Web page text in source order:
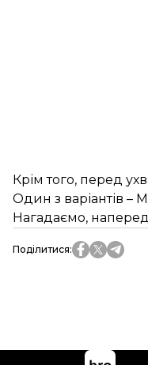
Крім того, перед
Один з варіантів –
Нагадаємо,
Поділитися: